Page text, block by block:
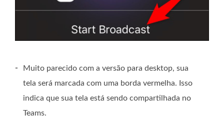
-
Muito parecido com a versão para desktop, sua
tela será marcada com uma borda vermelha. Isso
indica que sua tela está sendo compartilhada no
Teams.